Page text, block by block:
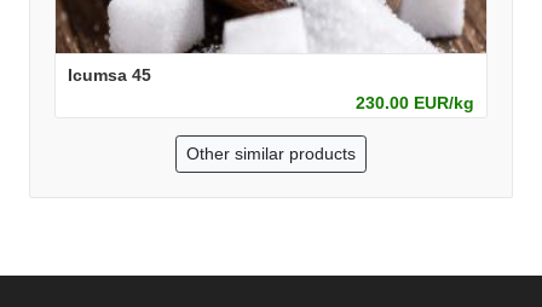
Icumsa 45
230.00 EUR/kg
Other similar products